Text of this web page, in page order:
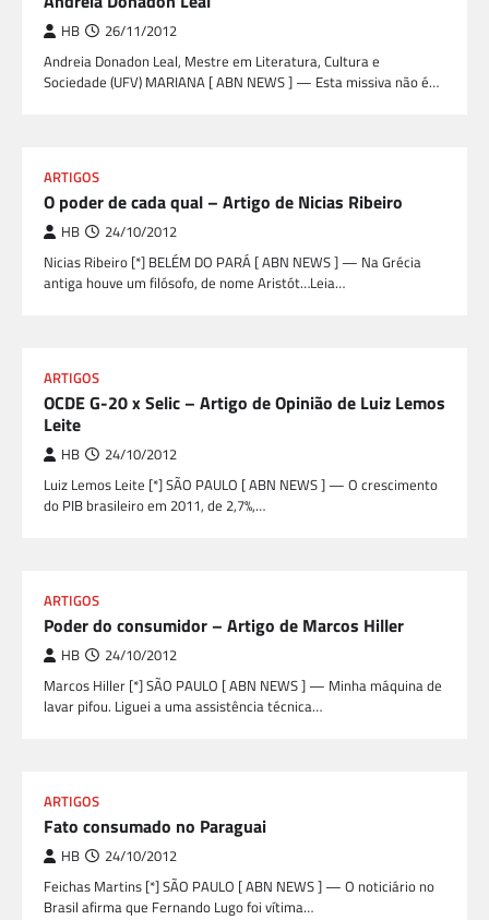
HB 26/11/2012
Andreia Donadon Leal, Mestre em Literatura, Cultura e
Sociedade (UFV) MARIANA [ ABN NEWS ] — Esta missiva não é…
ARTIGOS
O poder de cada qual – Artigo de Nicias Ribeiro
HB 24/10/2012
Nicias Ribeiro [*] BELÉM DO PARÁ [ ABN NEWS ] — Na Grécia
antiga houve um filósofo, de nome Aristót…Leia…
ARTIGOS
OCDE G-20 x Selic – Artigo de Opinião de Luiz Lemos
Leite
HB 24/10/2012
Luiz Lemos Leite [*] SÃO PAULO [ ABN NEWS ] — O crescimento
do PIB brasileiro em 2011, de 2,7%,…
ARTIGOS
Poder do consumidor – Artigo de Marcos Hiller
HB 24/10/2012
Marcos Hiller [*] SÃO PAULO [ ABN NEWS ] — Minha máquina de
lavar pifou. Liguei a uma assistência técnica…
ARTIGOS
Fato consumado no Paraguai
HB 24/10/2012
Feichas Martins [*] SÃO PAULO [ ABN NEWS ] — O noticiário no
Brasil afirma que Fernando Lugo foi vítima…